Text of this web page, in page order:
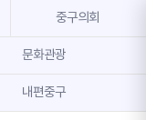
중구의회
문화관광
내편중구